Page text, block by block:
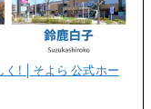
く! │そよら 公式ホー